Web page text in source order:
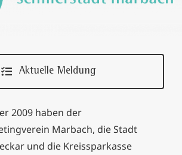
Aktuelle Meldung
2009 haben der
Marbach, die Stadt
und die Kreissparkasse